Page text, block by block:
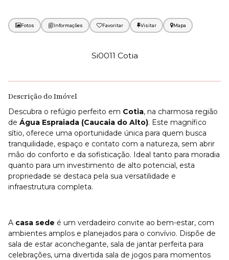
Fotos Favoritar Mapa
Si0011 Cotia
Descrição do Imóvel
Descubra o refúgio perfeito em Cotia, na charmosa região
de Água Espraiada (Caucaia do Alto). Este magnífico
sítio, oferece uma oportunidade única para quem busca
tranquilidade, espaço e contato com a natureza, sem abrir
mão do conforto e da sofisticação. Ideal tanto para moradia
quanto para um investimento de alto potencial, esta
propriedade se destaca pela sua versatilidade e
infraestrutura completa.
A casa sede é um verdadeiro convite ao bem-estar, com
ambientes amplos e planejados para o convívio. Dispõe de
sala de estar aconchegante, sala de jantar perfeita para
celebrações, uma divertida sala de jogos para momentos